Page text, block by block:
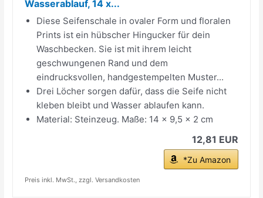
Wasserablauf, 14 x...
Diese Seifenschale in ovaler Form und floralen
Prints ist ein hübscher Hingucker für dein
Waschbecken. Sie ist mit ihrem leicht
geschwungenen Rand und dem
eindrucksvollen, handgestempelten Muster...
Drei Löcher sorgen dafür, dass die Seife nicht
kleben bleibt und Wasser ablaufen kann.
Material: Steinzeug. Maße: 14 x 9,5 x 2 cm
12,81 EUR
*Zu Amazon
Preis inkl. MwSt., zzgl. Versandkosten